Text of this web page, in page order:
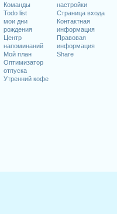
Команды
Todo list
мои дни
рождения
Центр
напоминаний
Мой план
Оптимизатор
отпуска
Утренний кофе
настройки
Страница входа
Контактная
информация
Правовая
информация
Share